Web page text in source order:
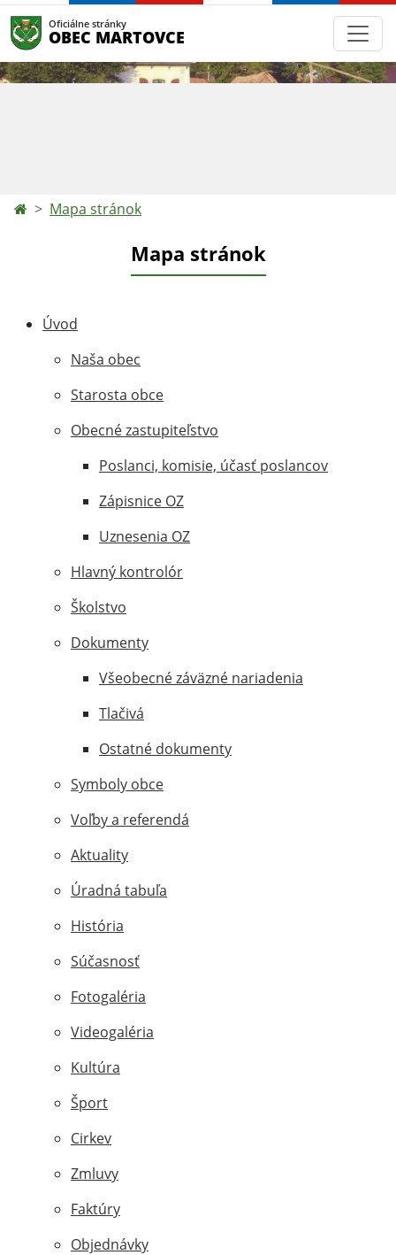
Oficiálne stránky
OBEC MARTOVCE
Mapa stránok
Mapa stránok
Úvod
Naša obec
Starosta obce
Obecné zastupiteľstvo
Poslanci, komisie, účasť poslancov
Zápisnice OZ
Uznesenia OZ
Hlavný kontrolór
Školstvo
Dokumenty
Všeobecné záväzné nariadenia
Tlačivá
Ostatné dokumenty
Symboly obce
Voľby a referendá
Aktuality
Úradná tabuľa
História
Súčasnosť
Fotogaléria
Videogaléria
Kultúra
Šport
Cirkev
Zmluvy
Faktúry
Objednávky